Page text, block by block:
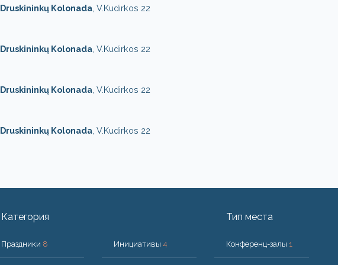
Druskininkų Kolonada, V.Kudirkos 22
Druskininkų Kolonada, V.Kudirkos 22
Druskininkų Kolonada, V.Kudirkos 22
Druskininkų Kolonada, V.Kudirkos 22
Категория
Праздники 8 Инициативы 4
Тип места
Конференц-залы 1